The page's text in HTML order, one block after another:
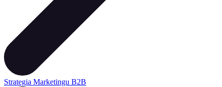
Strategia Marketingu B2B